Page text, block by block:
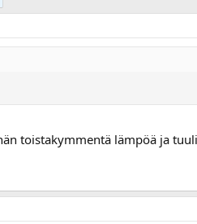
toistakymmentä lämpöä ja